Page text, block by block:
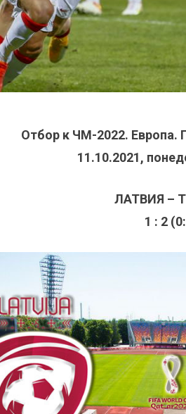
Отбор к ЧМ-2022. Европа.
11.10.2021,
ЛАТВИЯ –
1 : 2